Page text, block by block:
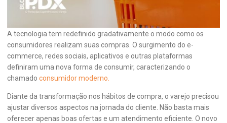
Personalização e Experiência do Cliente no Varejo: Conquistando
A tecnologia tem redefinido gradativamente o modo como os
consumidores realizam suas compras. O surgimento do e-
commerce, redes sociais, aplicativos e outras plataformas
definiram uma nova forma de consumir, caracterizando o
chamado consumidor moderno.
Diante da transformação nos hábitos de compra, o varejo precisou
ajustar diversos aspectos na jornada do cliente. Não basta mais
oferecer apenas boas ofertas e um atendimento eficiente. O novo